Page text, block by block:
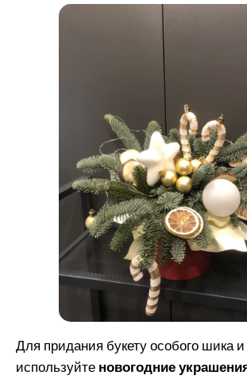
Для придания букету особого шика и
используйте новогодние